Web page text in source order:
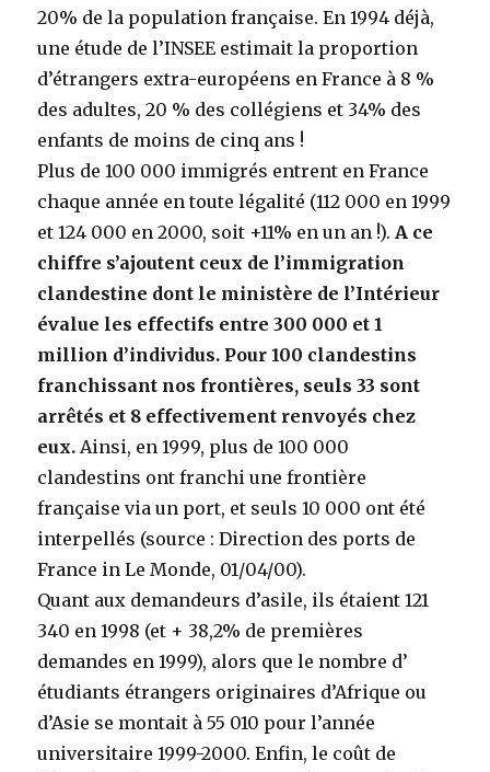
20% de la population française. En 1994 déjà,
une étude de l’INSEE estimait la proportion
d’étrangers extra-européens en France à 8 %
des adultes, 20 % des collégiens et 34% des
enfants de moins de cinq ans !
Plus de 100 000 immigrés entrent en France
chaque année en toute légalité (112 000 en 1999
et 124 000 en 2000, soit +11% en un an !).A ce
chiffre s’ajoutent ceux de l’immigration
clandestine dont le ministère de l’Intérieur
évalue les effectifs entre 300 000 et 1
million d’individus. Pour 100 clandestins
franchissant nos frontières, seuls 33 sont
arrêtés et 8 effectivement renvoyés chez
eux. Ainsi, en 1999, plus de 100 000
clandestins ont franchi une frontière
française via un port, et seuls 10 000 ont été
interpellés (source : Direction des ports de
France in Le Monde, 01/04/00).
Quant aux demandeurs d’asile, ils étaient 121
340 en 1998 (et + 38,2% de premières
demandes en 1999), alors que le nombre d’
étudiants étrangers originaires d’Afrique ou
d’Asie se montait à 55 010 pour l’année
universitaire 1999-2000. Enfin, le coût de